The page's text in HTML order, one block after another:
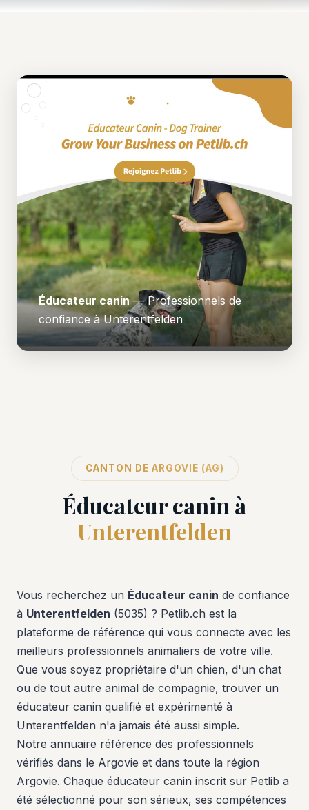
Éducateur canin — Professionnels de
confiance à Unterentfelden
CANTON DE ARGOVIE (AG)
Éducateur canin à
Unterentfelden
Vous recherchez un Éducateur canin de confiance
à Unterentfelden (5035) ? Petlib.ch est la
plateforme de référence qui vous connecte avec les
meilleurs professionnels animaliers de votre ville.
Que vous soyez propriétaire d'un chien, d'un chat
ou de tout autre animal de compagnie, trouver un
éducateur canin qualifié et expérimenté à
Unterentfelden n'a jamais été aussi simple.
Notre annuaire référence des professionnels
vérifiés dans le Argovie et dans toute la région
Argovie. Chaque éducateur canin inscrit sur Petlib a
été sélectionné pour son sérieux, ses compétences